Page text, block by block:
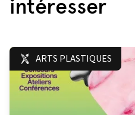
intéresser
ARTS PLASTIQUES